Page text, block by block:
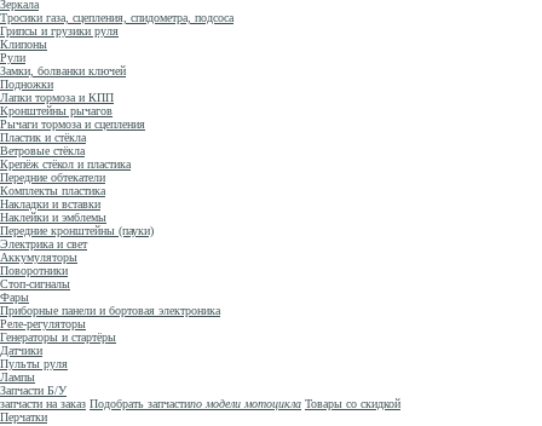
Зеркала
Тросики газа, сцепления, спидометра, подсоса
Грипсы и грузики руля
Клипоны
Рули
Замки, болванки ключей
Подножки
Лапки тормоза и КПП
Кронштейны рычагов
Рычаги тормоза и сцепления
Пластик и стёкла
Ветровые стёкла
Крепёж стёкол и пластика
Передние обтекатели
Комплекты пластика
Накладки и вставки
Наклейки и эмблемы
Передние кронштейны (пауки)
Электрика и свет
Аккумуляторы
Поворотники
Стоп-сигналы
Фары
Приборные панели и бортовая электроника
Реле-регуляторы
Генераторы и стартёры
Датчики
Пульты руля
Лампы
Запчасти Б/У
запчасти на заказ Подобрать запчастипо модели мотоцикла Товары со скидкой
Перчатки